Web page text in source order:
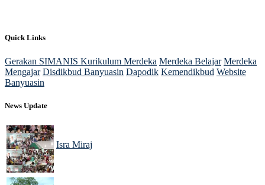
Quick Links
Gerakan SIMANIS Kurikulum Merdeka Merdeka Belajar Merdeka
Mengajar Disdikbud Banyuasin Dapodik Kemendikbud Website
Banyuasin
News Update
Isra Miraj